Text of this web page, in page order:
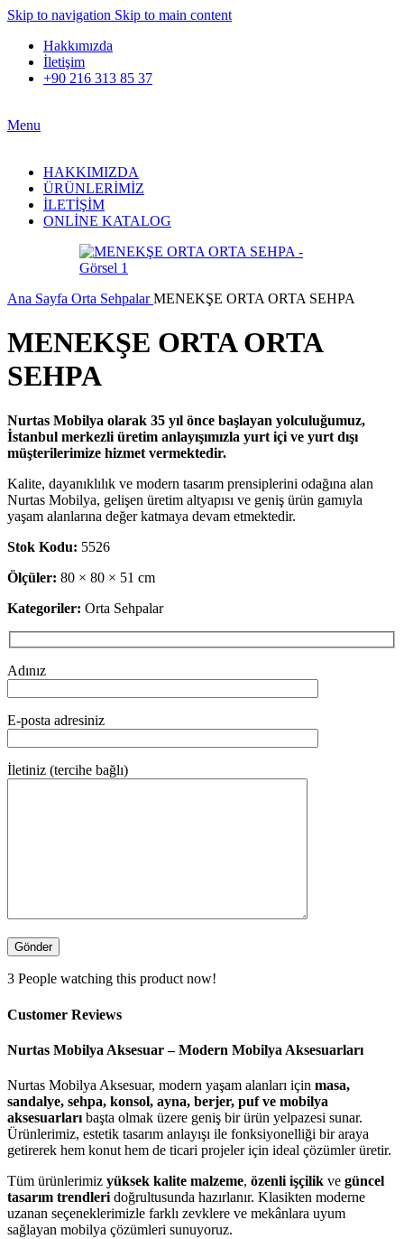
Skip to navigation Skip to main content
Hakkımızda
İletişim
+90 216 313 85 37
Menu
HAKKIMIZDA
ÜRÜNLERİMİZ
İLETİŞİM
ONLİNE KATALOG
Ana Sayfa Orta SehpalarMENEKŞE ORTA ORTA SEHPA
MENEKŞE ORTA ORTA
SEHPA
Nurtas Mobilya olarak 35 yıl önce başlayan yolculuğumuz,
İstanbul merkezli üretim anlayışımızla yurt içi ve yurt dışı
müşterilerimize hizmet vermektedir.
Kalite, dayanıklılık ve modern tasarım prensiplerini odağına alan
Nurtas Mobilya, gelişen üretim altyapısı ve geniş ürün gamıyla
yaşam alanlarına değer katmaya devam etmektedir.
Stok Kodu: 5526
Ölçüler: 80 × 80 × 51 cm
Kategoriler: Orta Sehpalar
Adınız
E-posta adresiniz
İletiniz (tercihe bağlı)
3 People watching this product now!
Customer Reviews
Nurtas Mobilya Aksesuar – Modern Mobilya Aksesuarları
Nurtas Mobilya Aksesuar, modern yaşam alanları için masa,
sandalye, sehpa, konsol, ayna, berjer, puf ve mobilya
aksesuarları başta olmak üzere geniş bir ürün yelpazesi sunar.
Ürünlerimiz, estetik tasarım anlayışı ile fonksiyonelliği bir araya
getirerek hem konut hem de ticari projeler için ideal çözümler üretir.
Tüm ürünlerimiz yüksek kalite malzeme, özenli işçilik ve güncel
tasarım trendleri doğrultusunda hazırlanır. Klasikten moderne
uzanan seçeneklerimizle farklı zevklere ve mekânlara uyum
sağlayan mobilya çözümleri sunuyoruz.